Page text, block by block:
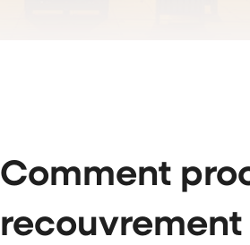
Comment
recouvrement